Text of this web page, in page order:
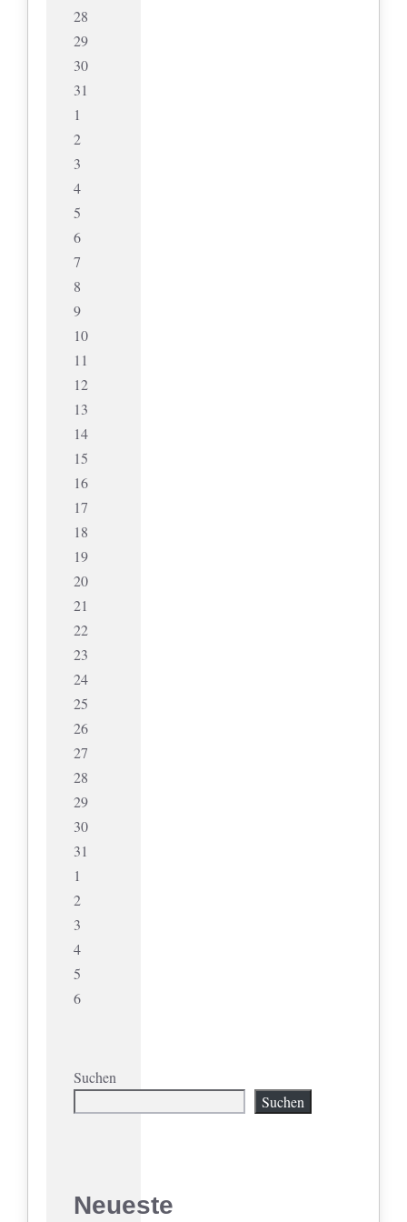
28
29
30
31
1
2
3
4
5
6
7
8
9
10
11
12
13
14
15
16
17
18
19
20
21
22
23
24
25
26
27
28
29
30
31
1
2
3
4
5
6
Suchen
Suchen
Neueste